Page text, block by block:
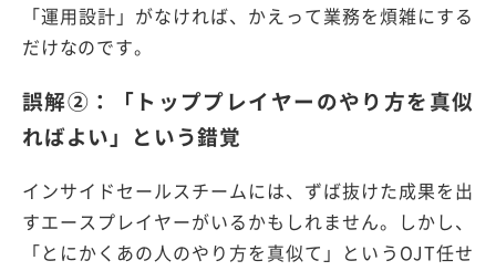
「運用設計」がなければ、かえって業務を煩雑にする
だけなのです。
誤解② ：「トッププレイヤーのやり方を真似
ればよい」という錯覚
インサイドセールスチームには、ずば抜けた成果を出
すエースプレイヤーがいるかもしれません。しかし、
「とにかくあの人のやり方を真似て」という OJT任せ